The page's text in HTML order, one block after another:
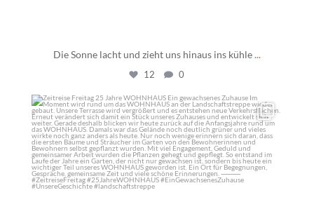
Die Sonne lacht und zieht uns hinaus ins kühle...
12 0
daswohnhausostfildern
Mai 22